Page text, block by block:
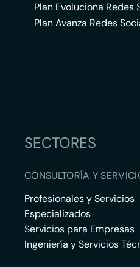
Plan Evoluciona Redes
Plan Avanza Redes
SECTORES
CONSULTORÍA Y
Profesionales y Servicios
Especializados
Servicios para Empresas
Ingeniería y Servicios